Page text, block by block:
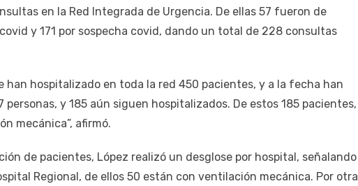
en la Red Integrada de Urgencia. De ellas 57 fueron de
y 171 por sospecha covid, dando un total de 228 consultas
han hospitalizado en toda la red 450 pacientes, y a la fecha han
personas, y 185 aún siguen hospitalizados. De estos 185 pacientes,
mecánica”, afirmó.
de pacientes, López realizó un desglose por hospital, señalando
Regional, de ellos 50 están con ventilación mecánica. Por otra